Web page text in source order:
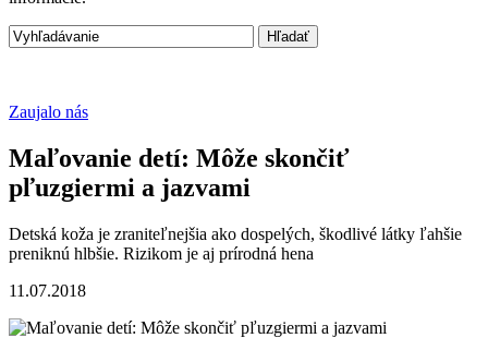
Zaujalo nás
Maľovanie detí: Môže skončiť
pľuzgiermi a jazvami
Detská koža je zraniteľnejšia ako dospelých, škodlivé látky ľahšie
preniknú hlbšie. Rizikom je aj prírodná hena
11.07.2018